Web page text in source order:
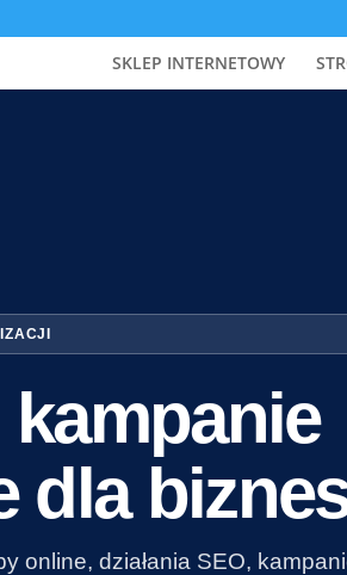
SKLEP INTERNETOWY
dla
online, działania SEO,